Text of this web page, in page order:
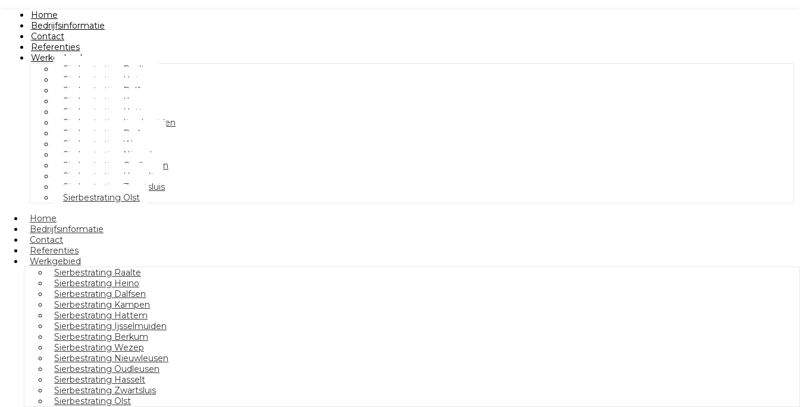
Home
Bedrijfsinformatie
Contact
Referenties
Werkgebied
Sierbestrating Raalte
Sierbestrating Heino
Sierbestrating Dalfsen
Sierbestrating Kampen
Sierbestrating Hattem
Sierbestrating Ijsselmuiden
Sierbestrating Berkum
Sierbestrating Wezep
Sierbestrating Nieuwleusen
Sierbestrating Oudleusen
Sierbestrating Hasselt
Sierbestrating Zwartsluis
Sierbestrating Olst
Home
Bedrijfsinformatie
Contact
Referenties
Werkgebied
Sierbestrating Raalte
Sierbestrating Heino
Sierbestrating Dalfsen
Sierbestrating Kampen
Sierbestrating Hattem
Sierbestrating Ijsselmuiden
Sierbestrating Berkum
Sierbestrating Wezep
Sierbestrating Nieuwleusen
Sierbestrating Oudleusen
Sierbestrating Hasselt
Sierbestrating Zwartsluis
Sierbestrating Olst